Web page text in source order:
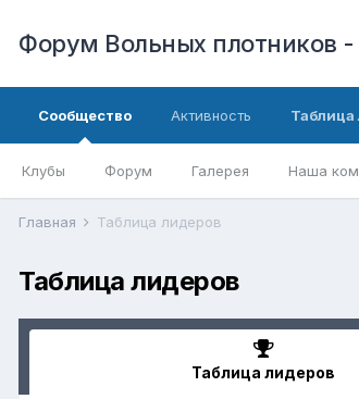
Форум Вольных плотников -
Сообщество
Клубы Форум Галерея Наша
Активность Таблица
Главная Таблица лидеров
Таблица лидеров
Таблица лидеров